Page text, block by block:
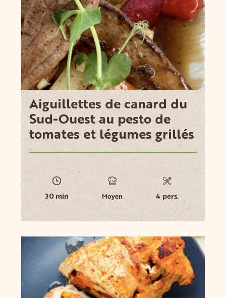
Aiguillettes de canard du
Sud-Ouest au pesto de
tomates et légumes grillés
30 min Moyen 4 pers.